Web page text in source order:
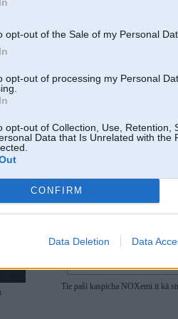
opt-out of the Sale of my Personal
opt-out of processing my Personal
opt-out of Collection, Use, Retention,
Data that Is Unrelated with the
CONFIRM
Data Deletion Data
Spečuki, ko sakāt par
Ir dzirdēts arī par kkādu "kitu" no
03 Oct 2024, 19:28:28
Spečuki, ko sakāt par
sensoru. Ir dzirdēts arī par
Tie paši kaspicha NOXemi it kā